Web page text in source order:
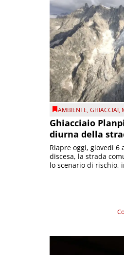
AMBIENTE,GHIACCIAI,
Ghiacciaio
diurna della
Riapre oggi, giovedì 6
discesa, la strada
lo scenario di rischio,